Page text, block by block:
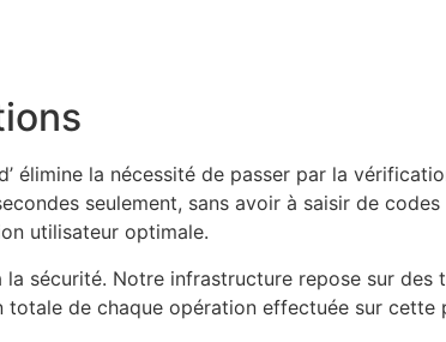
élimine la nécessité de passer par la
seulement, sans avoir à saisir de
utilisateur optimale.
sécurité. Notre infrastructure repose sur
de chaque opération effectuée sur cette